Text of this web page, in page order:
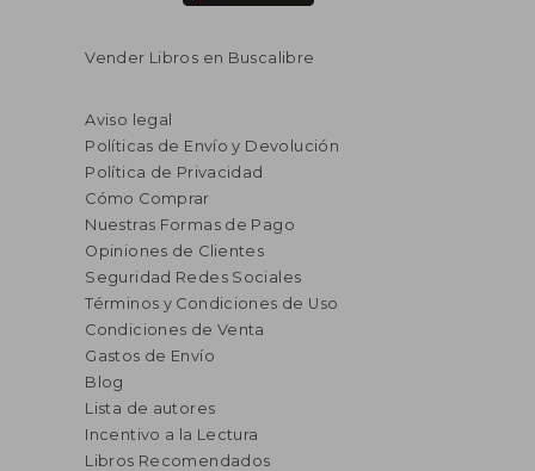
Vender Libros en Buscalibre
Aviso legal
Políticas de Envío y Devolución
Política de Privacidad
Cómo Comprar
Nuestras Formas de Pago
Opiniones de Clientes
Seguridad Redes Sociales
Términos y Condiciones de Uso
Condiciones de Venta
Gastos de Envío
Blog
Lista de autores
Incentivo a la Lectura
Libros Recomendados